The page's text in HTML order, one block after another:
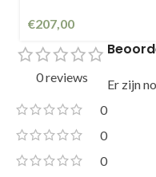
€207,00
0 reviews
0
0
0
Er zijn